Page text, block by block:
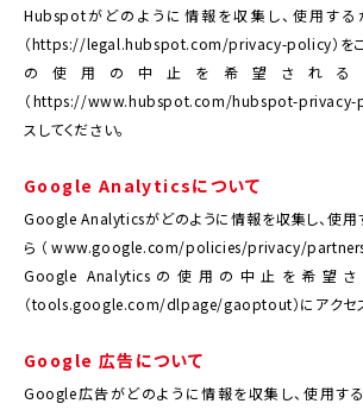
Hubspotがどのように情報を収集し、使用する
（https://legal.hubspot.com/privacy-policy）をご
の使用の中止を希望される
（https://www.hubspot.com/hubspot-privacy-
スしてください。
Google Analyticsについて
Google Analyticsがどのように情報を収集し、使用
ら（www.google.com/policies/privacy/
Google Analyticsの使用の中止を希望さ
（tools.google.com/dlpage/gaoptout）にアクセス
Google 広告について
Google広告がどのように情報を収集し、使用す